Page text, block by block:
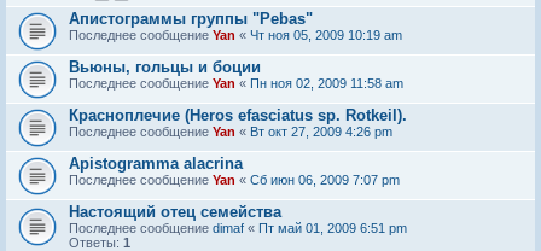
Апистограммы группы "Pebas"
Последнее сообщение Yan « Чт ноя 05, 2009 10:19 am
Вьюны, гольцы и боции
Последнее сообщение Yan « Пн ноя 02, 2009 11:58 am
Красноплечие (Heros efasciatus sp. Rotkeil).
Последнее сообщение Yan « Вт окт 27, 2009 4:26 pm
Apistogramma alacrina
Последнее сообщение Yan « Сб июн 06, 2009 7:07 pm
Настоящий отец семейства
Последнее сообщение dimaf « Пт май 01, 2009 6:51 pm
Ответы: 1